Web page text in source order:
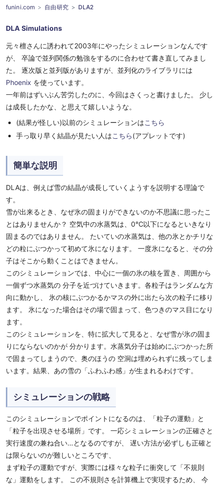
funini.com 自由研究 DLA2
DLA Simulations
元々檀さんに誘われて2003年にやったシミュレーションなんです
が、 卒論で並列関係の勉強をするのに合わせて書き直してみまし
た。 逐次版と並列版がありますが、並列化のライブラリには
Phoenix を使っています。
一年前はずいぶん苦労したのに、今回はさくっと書けました。 少し
は成長したかな、と思えて嬉しいような。
(結果が怪しい)以前のシミュレーションはこちら
手っ取り早く結晶が見たい人はこちら(アプレットです)
簡単な説明
DLAは、例えば雪の結晶が成長していくようすを説明する理論で
す。
雪が出来るとき、なぜ氷の固まりができないのか不思議に思ったこ
とはありませんか？ 空気中の水蒸気は、0℃以下になるといきなり
固まるのではありません。 たいていの水蒸気は、他の氷とかチリな
どの粒にぶつかって初めて氷になります。 一度氷になると、その分
子はそこから動くことはできません。
このシミュレーションでは、中心に一個の氷の核を置き、周囲から
一個ずつ水蒸気の 分子を近づけていきます。各粒子はランダムな方
向に動かし、 氷の核にぶつかるかマスの外に出たら次の粒子に移り
ます。 氷になった場合はその場で固まって、色つきのマス目になり
ます。
このシミュレーションを、特に拡大して見ると、なぜ雪が氷の固ま
りにならないのかが 分かります。水蒸気分子は始めにぶつかった所
で固まってしまうので、奥のほうの 空洞は埋められずに残ってしま
います。結果、あの雪の「ふわふわ感」が生まれるわけです。
シミュレーションの戦略
このシミュレーションでポイントになるのは、「粒子の運動」と
「粒子を出現させる場所」です。 一応シミュレーションの正確さと
実行速度の兼ね合い…となるのですが、 遅い方法が必ずしも正確と
は限らないのが難しいところです、
まず粒子の運動ですが、実際には様々な粒子に衝突して「不規則
な」運動をします。 この不規則さを計算機上で実現するため、 今